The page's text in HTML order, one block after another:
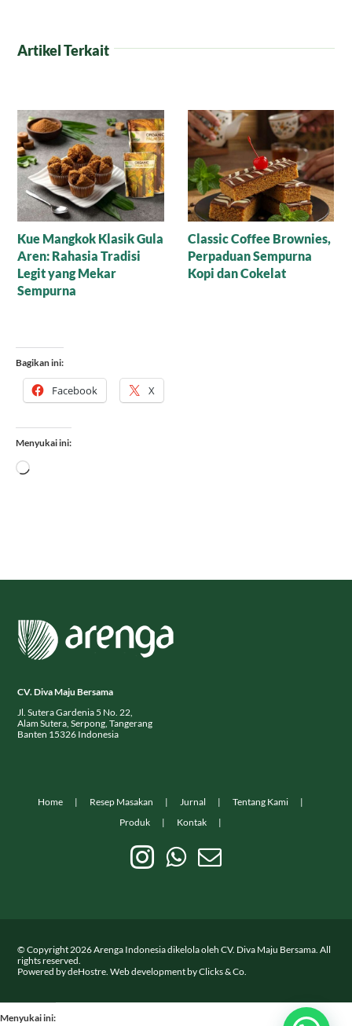
Artikel Terkait
Resep Nagasari Tape,
Peluang Bisnis
Menggiurkan!
Mana yang Lebih Bagus
untuk Baking: Gula Aren
Cair Organik atau Versi
Bagikan ini:
Facebook X
Menyukai ini:
Memuat...
CV. Diva Maju Bersama
Jl. Sutera Gardenia 5 No. 22,
Alam Sutera, Serpong, Tangerang
Banten 15326 Indonesia
Home Resep Masakan Jurnal
Tentang Kami
Produk
Kontak
© Copyright 2026Arenga Indonesia dikelola oleh CV. Diva Maju Bersama. All
rights reserved.
Powered bydeHostre . Web development byClicks & Co.
Menyukai ini: